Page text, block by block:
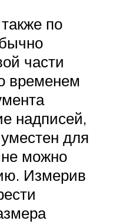
по
части
временем
надписей,
для
можно
Измерив